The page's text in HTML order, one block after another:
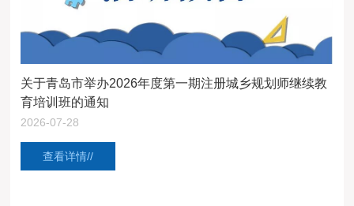
关于青岛市举办2026年度第一期注册城乡规划师继续教
育培训班的通知
2026-07-28
查看详情//